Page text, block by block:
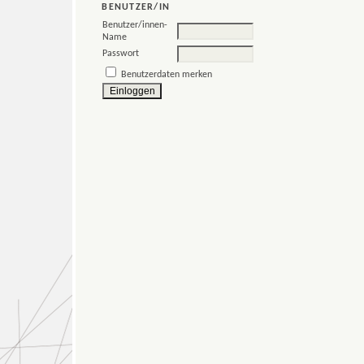
BENUTZER/IN
Benutzer/innen-
Name
Passwort
Benutzerdaten merken